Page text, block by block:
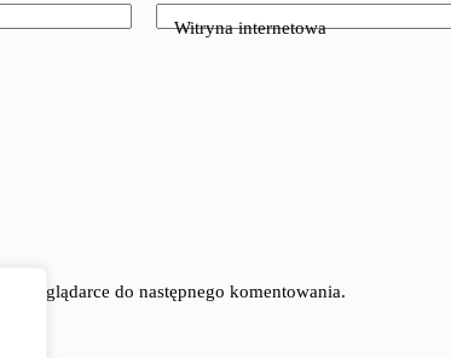
Witryna internetowa
do następnego komentowania.